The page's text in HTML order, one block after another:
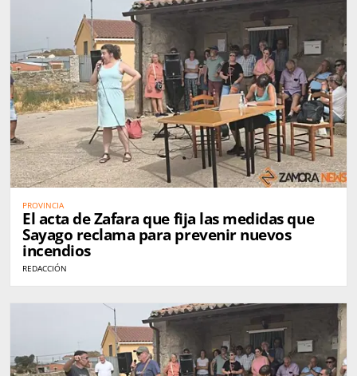
PROVINCIA
El acta de Zafara que fija las medidas que
Sayago reclama para prevenir nuevos
incendios
REDACCIÓN